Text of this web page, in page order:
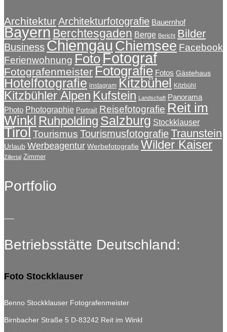
ArchitekturArchitekturfotografie Bauernhof
Bayern Berchtesgaden Berge Bericht Bilder
BusinessChiemgauChiemsee Facebook
Ferienwohnung FotoFotograf
Fotografenmeister Fotografie Fotos Gästehaus
Hotelfotografie instagram Kitzbühel Kitzbühl
Kitzbühler Alpen Kufstein Landschaft Panorama
Photo Photographie Portrait Reisefotografie Reit im
Winkl Ruhpolding Salzburg Stockklauser
TirolTourismus TourismusfotografieTraunstein
Urlaub Werbeagentur Werbefotografie Wilder Kaiser
Zillertal Zimmer
Portfolio
Betriebsstätte Deutschland:
Foto Stockklauser
Benno Stockklauser Fotografenmeister
Birnbacher Straße 5 D-83242 Reit im Winkl